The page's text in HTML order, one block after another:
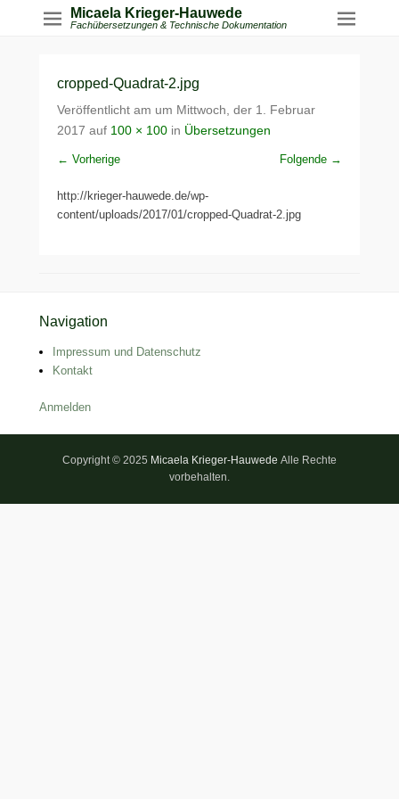
Micaela Krieger-Hauwede
Fachübersetzungen & Technische Dokumentation
cropped-Quadrat-2.jpg
Veröffentlicht am um Mittwoch, der 1. Februar
2017 auf 100 × 100 in Übersetzungen
← Vorherige Folgende →
http://krieger-hauwede.de/wp-
content/uploads/2017/01/cropped-Quadrat-2.jpg
Navigation
Impressum und Datenschutz
Kontakt
Anmelden
Copyright © 2025 Micaela Krieger-Hauwede Alle Rechte
vorbehalten.